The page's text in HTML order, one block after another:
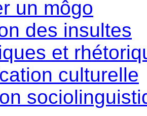
un môgo
des insultes
et
culturelle